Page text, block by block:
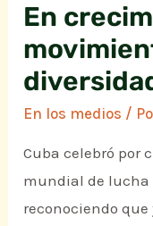
En
En los medios /
Cuba celebró por
mundial de lucha
reconociendo